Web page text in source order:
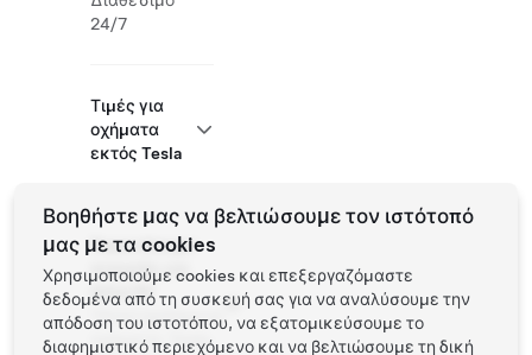
24/7
Τιμές για
οχήματα
εκτός Tesla
Supercharger
ανοιχτός για
άλλα EV
Υποστηριζόμενα
οχήματα: Tesla,
Βοηθήστε μας να βελτιώσουμε τον ιστότοπό
μας με τα cookies
Χρησιμοποιούμε cookies και επεξεργαζόμαστε
δεδομένα από τη συσκευή σας για να αναλύσουμε την
απόδοση του ιστοτόπου, να εξατομικεύσουμε το
διαφημιστικό περιεχόμενο και να βελτιώσουμε τη δική